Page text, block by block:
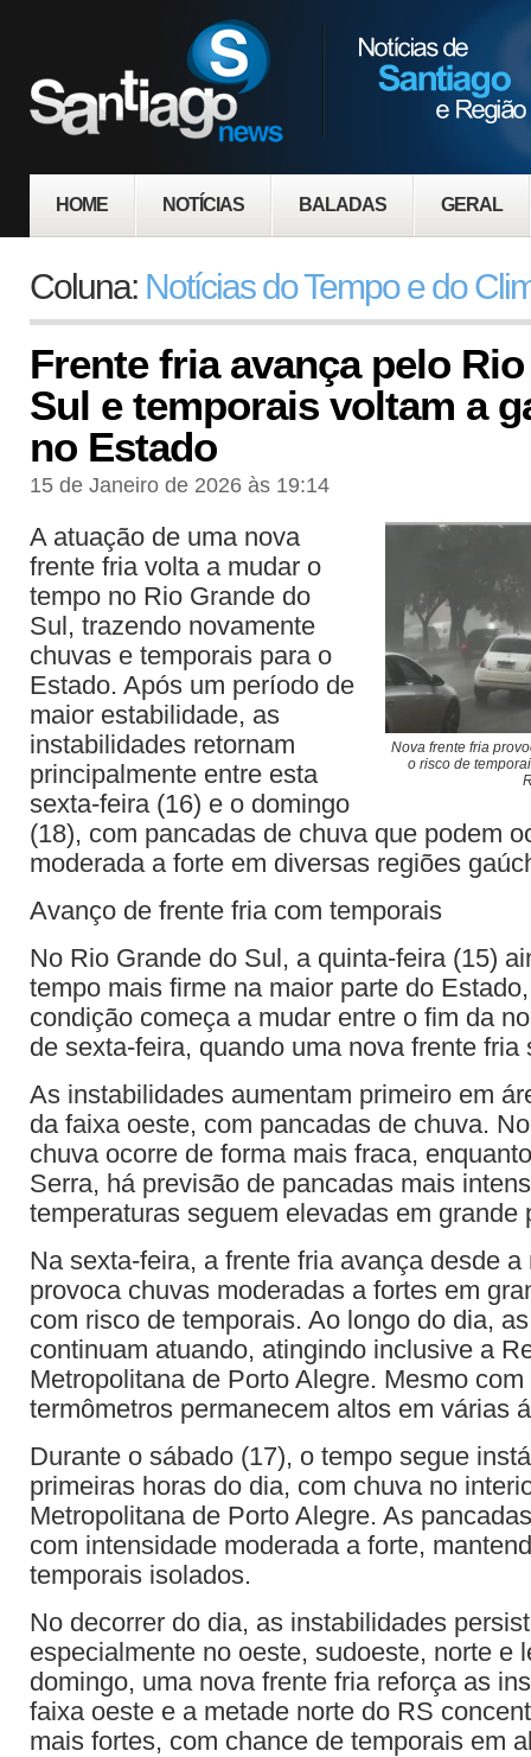
HOME NOTÍCIAS BALADAS GERAL
Coluna: Notícias do Tempo e do
Frente fria avança pelo
Sul e temporais voltam a
no Estado
15 de Janeiro de 2026 às 19:14
Nova frente fria
o risco de
A atuação de uma nova
frente fria volta a mudar o
tempo no Rio Grande do
Sul, trazendo novamente
chuvas e temporais para o
Estado. Após um período de
maior estabilidade, as
instabilidades retornam
principalmente entre esta
sexta-feira (16) e o domingo
(18), com pancadas de chuva que podem
moderada a forte em diversas regiões
Avanço de frente fria com temporais
No Rio Grande do Sul, a quinta-feira (15)
tempo mais firme na maior parte do
condição começa a mudar entre o fim da
de sexta-feira, quando uma nova frente fria
As instabilidades aumentam primeiro em
da faixa oeste, com pancadas de chuva.
chuva ocorre de forma mais fraca,
Serra, há previsão de pancadas mais
temperaturas seguem elevadas em grande
Na sexta-feira, a frente fria avança desde a
provoca chuvas moderadas a fortes em
com risco de temporais. Ao longo do dia,
continuam atuando, atingindo inclusive a
Metropolitana de Porto Alegre. Mesmo
termômetros permanecem altos em várias
Durante o sábado (17), o tempo segue
primeiras horas do dia, com chuva no
Metropolitana de Porto Alegre. As
com intensidade moderada a forte,
temporais isolados.
No decorrer do dia, as instabilidades
especialmente no oeste, sudoeste, norte e
domingo, uma nova frente fria reforça as
faixa oeste e a metade norte do RS
mais fortes, com chance de temporais em